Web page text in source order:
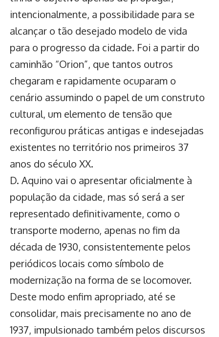
intencionalmente, a possibilidade para se
alcançar o tão desejado modelo de vida
para o progresso da cidade. Foi a partir do
caminhão “Orion”, que tantos outros
chegaram e rapidamente ocuparam o
cenário assumindo o papel de um construto
cultural, um elemento de tensão que
reconfigurou práticas antigas e indesejadas
existentes no território nos primeiros 37
anos do século XX.
D. Aquino vai o apresentar oficialmente à
população da cidade, mas só será a ser
representado definitivamente, como o
transporte moderno, apenas no fim da
década de 1930, consistentemente pelos
periódicos locais como símbolo de
modernização na forma de se locomover.
Deste modo enfim apropriado, até se
consolidar, mais precisamente no ano de
1937, impulsionado também pelos discursos